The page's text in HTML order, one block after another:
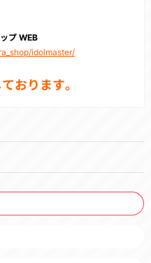
プ WEB
idolmaster/
おります。